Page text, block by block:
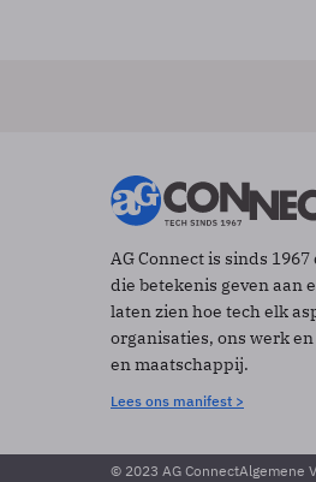
AG Connect is sinds
die betekenis geven aan
laten zien hoe tech elk
organisaties, ons werk
en maatschappij.
Lees ons manifest >
© 2023 AG ConnectAlgemene